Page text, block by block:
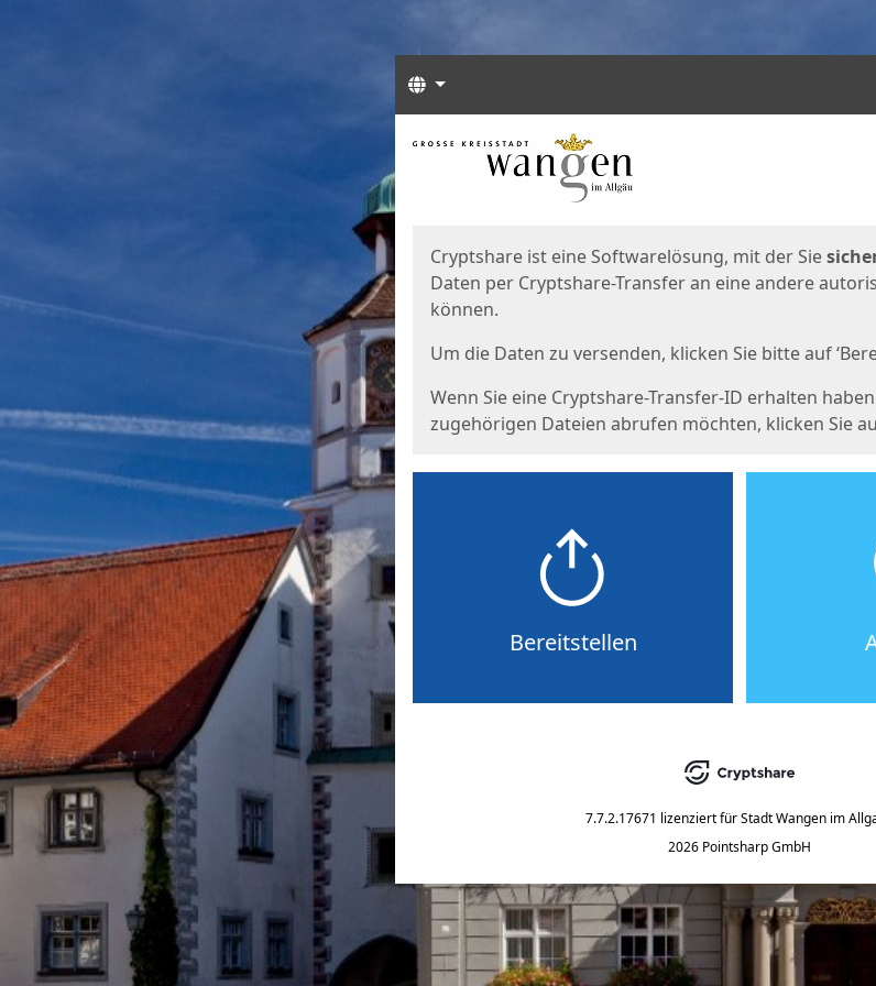
Sprachen
Start
Cryptshare ist eine Softwarelösung, mit der Sie
Daten per Cryptshare-Transfer an eine andere
können.
Um die Daten zu versenden, klicken Sie bitte auf
Wenn Sie eine Cryptshare-Transfer-ID erhalten
zugehörigen Dateien abrufen möchten, klicken Sie
Bereitstellen
7.7.2.17671 lizenziert für Stadt Wangen im
2026 Pointsharp GmbH